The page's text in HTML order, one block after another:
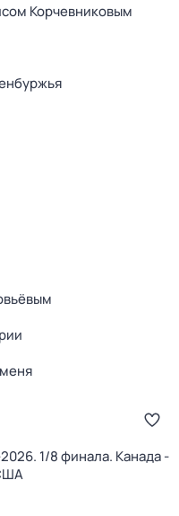
Корчевниковым
1/8 финала. Канада -